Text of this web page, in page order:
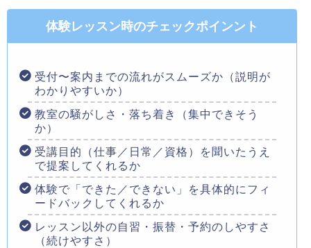
体験レッスン時のチェックポインント
受付〜案内までの流れがスムーズか（説明が
わかりやすいか）
教室の騒がしさ・落ち着き（集中できそう
か）
受講目的（仕事／日常／資格）を聞いたうえ
で提案してくれるか
体験で「できた／できない」を具体的にフィ
ードバックしてくれるか
レッスン以外の自習・振替・予約のしやすさ
（続けやすさ）